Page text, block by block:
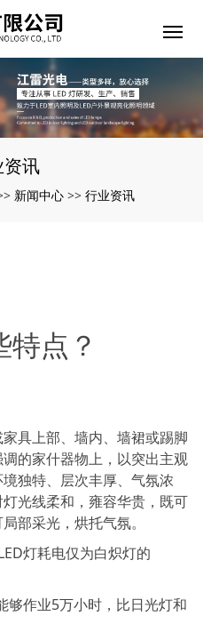
讯
新闻中心 >> 行业资讯
特点？
具上部、墙内、墙裙或踢脚
的家什器物上，以突出主观
独特、层次丰厚、气氛浓
光线柔和，雍容华贵，既可
部采光，烘托气氛。
灯耗电仅为白炽灯的
作业5万小时，比日光灯和